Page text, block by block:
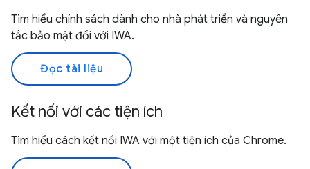
Tìm hiểu chính sách dành cho nhà phát triển và nguyên
tắc bảo mật đối với IWA.
Đọc tài liệu
Kết nối với các tiện ích
Tìm hiểu cách kết nối IWA với một tiện ích của Chrome.